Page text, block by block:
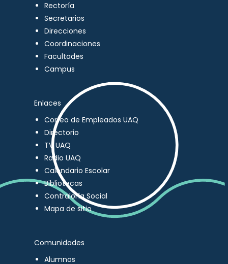
Rectoría
Secretarios
Direcciones
Coordinaciones
Facultades
Campus
Enlaces
Correo de Empleados UAQ
Directorio
TV UAQ
Radio UAQ
Calendario Escolar
Bibliotecas
Contraloría Social
Mapa de sitio
Comunidades
Alumnos